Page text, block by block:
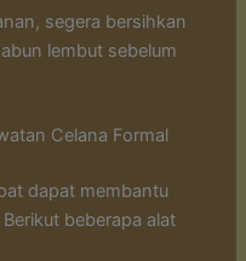
segera bersihkan
lembut sebelum
Celana Formal
dapat membantu
beberapa alat